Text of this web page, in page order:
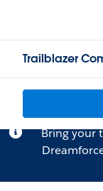
Trailblazer
Bring your